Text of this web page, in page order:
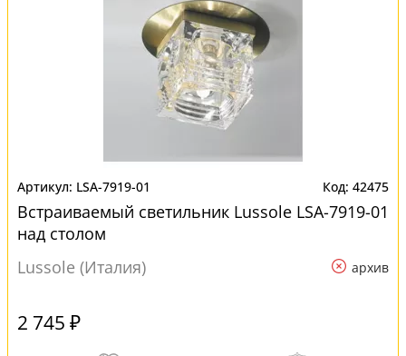
LSA-7919-01 42475
Встраиваемый светильник Lussole LSA-7919-01
над столом
Lussole (Италия)
архив
2 745 ₽